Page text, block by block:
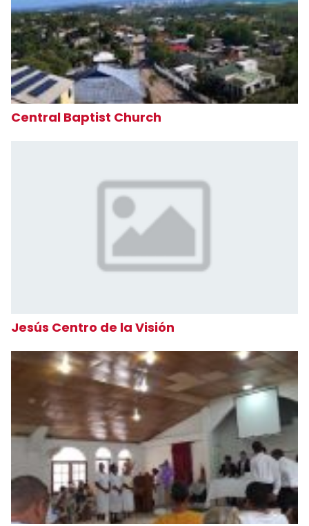
Central Baptist Church
Jesús Centro de la Visión